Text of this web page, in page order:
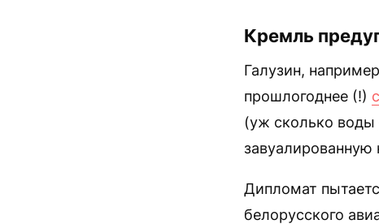
Кремль
Галузин,
прошлогоднее (!)
(уж сколько воды
завуалированную
Дипломат
белорусского